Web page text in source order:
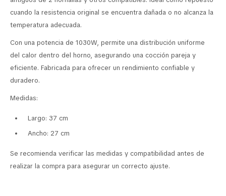
cuando la resistencia original se encuentra dañada o no alcanza la
temperatura adecuada.
Con una potencia de 1030W, permite una distribución uniforme
del calor dentro del horno, asegurando una cocción pareja y
eficiente. Fabricada para ofrecer un rendimiento confiable y
duradero.
Medidas:
Largo: 37 cm
Ancho: 27 cm
Se recomienda verificar las medidas y compatibilidad antes de
realizar la compra para asegurar un correcto ajuste.